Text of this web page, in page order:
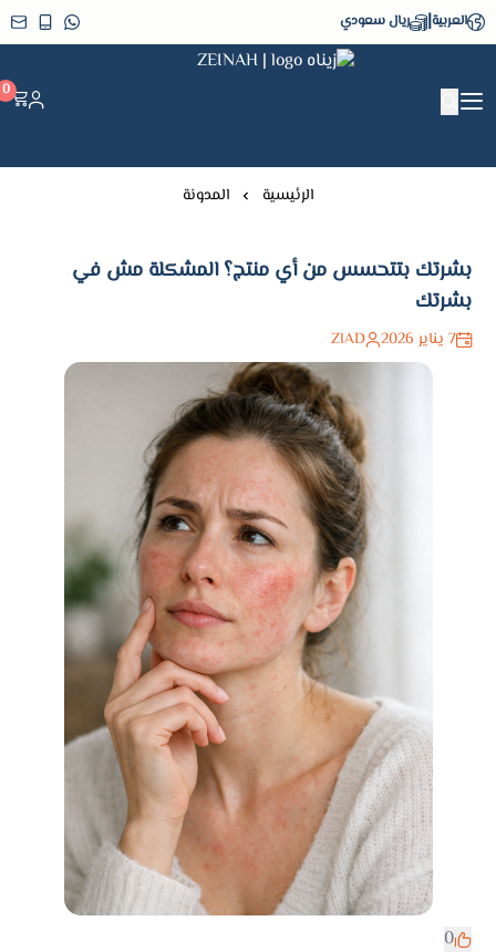
العربية| ريال سعودي
زيناه ZEINAH
0
الرئيسية المدونة
بشرتك بتتحسس من أي منتج؟ المشكلة مش في
بشرتك
7 يناير 2026 ZIAD
0